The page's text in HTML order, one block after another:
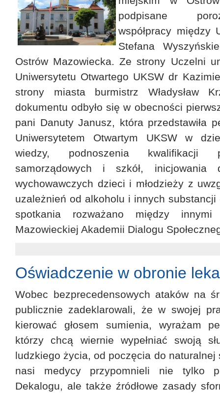
podpisane
współpracy między
Stefana
Ostrów Mazowiecka. Ze strony Uczelni
Uniwersytetu Otwartego UKSW dr
strony miasta burmistrz Władysław
dokumentu odbyło się w obecności
pani Danuty Janusz, która przedstawiła
Uniwersytetem Otwartym UKSW w
wiedzy, podnoszenia kwalifikacji
samorządowych i szkół, inicjowania
wychowawczych dzieci i młodzieży z
uzależnień od alkoholu i innych
spotkania rozważano między
Mazowieckiej Akademii Dialogu
Oświadczenie w obronie
Wobec bezprecedensowych ataków na
publicznie zadeklarowali, że w swojej
kierować głosem sumienia, wyrażam
którzy chcą wiernie wypełniać swoją
ludzkiego życia, od poczęcia do
nasi medycy przypomnieli nie tylko
Dekalogu, ale także źródłowe zasady